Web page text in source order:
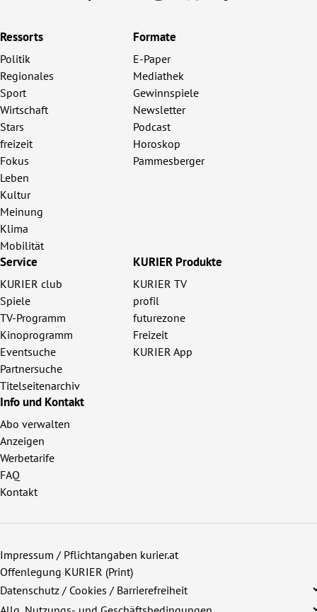
Ressorts
Politik
Regionales
Sport
Wirtschaft
Stars
freizeit
Fokus
Leben
Kultur
Meinung
Klima
Mobilität
Formate
E-Paper
Mediathek
Gewinnspiele
Newsletter
Podcast
Horoskop
Pammesberger
Service
KURIER club
Spiele
TV-Programm
Kinoprogramm
Eventsuche
Partnersuche
Titelseitenarchiv
KURIER Produkte
KURIER TV
profil
futurezone
Freizeit
KURIER App
Info und Kontakt
Abo verwalten
Anzeigen
Werbetarife
FAQ
Kontakt
Impressum / Pflichtangaben kurier.at
Offenlegung KURIER (Print)
Datenschutz / Cookies / Barrierefreiheit